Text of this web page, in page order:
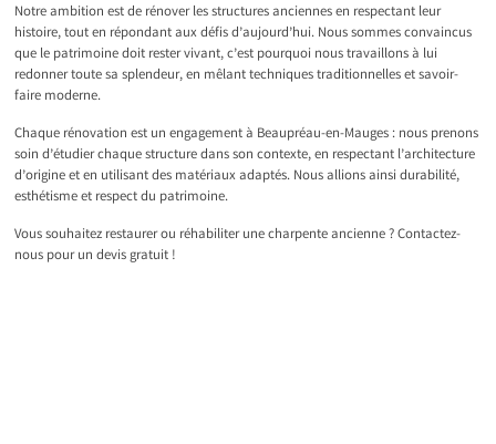
Notre ambition est de rénover les structures anciennes en respectant leur
histoire, tout en répondant aux défis d’aujourd’hui. Nous sommes convaincus
que le patrimoine doit rester vivant, c’est pourquoi nous travaillons à lui
redonner toute sa splendeur, en mêlant techniques traditionnelles et savoir-
faire moderne.
Chaque rénovation est un engagement à Beaupréau-en-Mauges : nous prenons
soin d’étudier chaque structure dans son contexte, en respectant l’architecture
d’origine et en utilisant des matériaux adaptés. Nous allions ainsi durabilité,
esthétisme et respect du patrimoine.
Vous souhaitez restaurer ou réhabiliter une charpente ancienne ? Contactez-
nous pour un devis gratuit !